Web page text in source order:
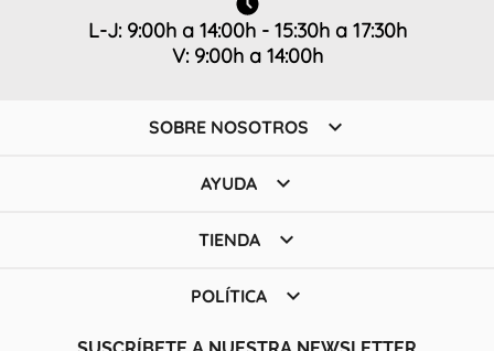
L-J: 9:00h a 14:00h - 15:30h a 17:30h
V: 9:00h a 14:00h
SOBRE NOSOTROS 
AYUDA 
TIENDA 
POLÍTICA 